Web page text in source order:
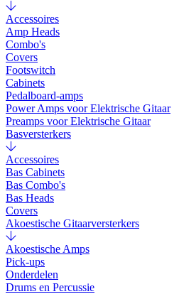
Accessoires
Amp Heads
Combo's
Covers
Footswitch
Cabinets
Pedalboard-amps
Power Amps voor Elektrische Gitaar
Preamps voor Elektrische Gitaar
Basversterkers
Accessoires
Bas Cabinets
Bas Combo's
Bas Heads
Covers
Akoestische Gitaarversterkers
Akoestische Amps
Pick-ups
Onderdelen
Drums en Percussie